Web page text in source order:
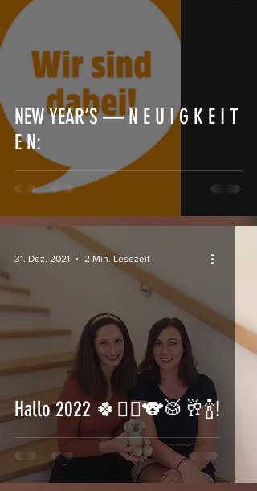
NEW YEAR’S — N E U I G K E I T
E N:
Hallo 2022 🍀🧚‍♂️🐨🥁🥂🍾!
31. Dez. 2021 2 Min. Lesezeit